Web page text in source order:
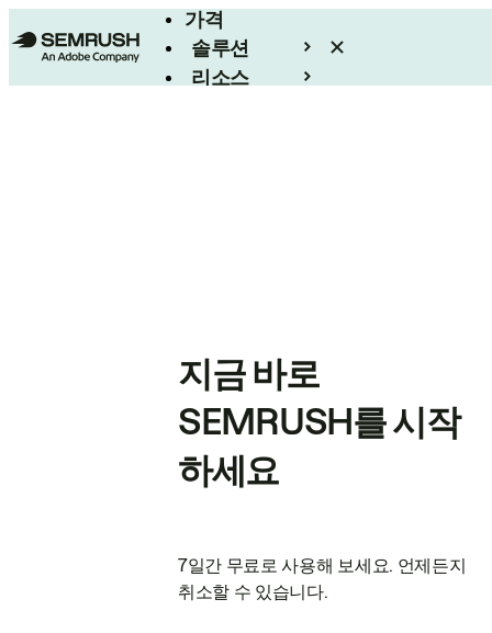
가격
솔루션
리소스
지금 바로
SEMRUSH를 시작
하세요
7일간 무료로 사용해 보세요. 언제든지
취소할 수 있습니다.